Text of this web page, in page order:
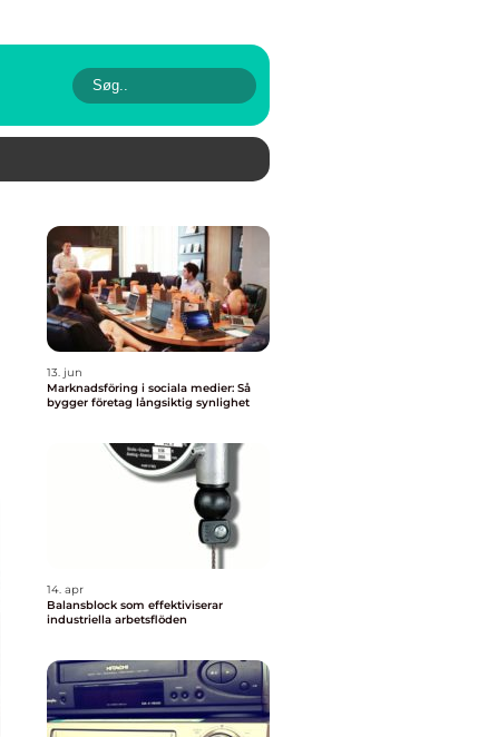
13. jun
Marknadsföring i sociala medier: Så
bygger företag långsiktig synlighet
14. apr
Balansblock som effektiviserar
industriella arbetsflöden